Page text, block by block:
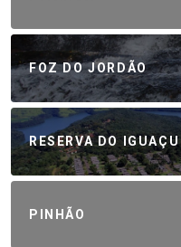
FOZ DO JORDÃO
RESERVA DO IGUAÇU
PINHÃO